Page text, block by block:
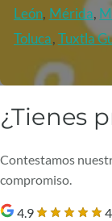
León, Mérida,
Toluca,Tuxtla
¿Tienes
Contestamos
compromiso.
4.9